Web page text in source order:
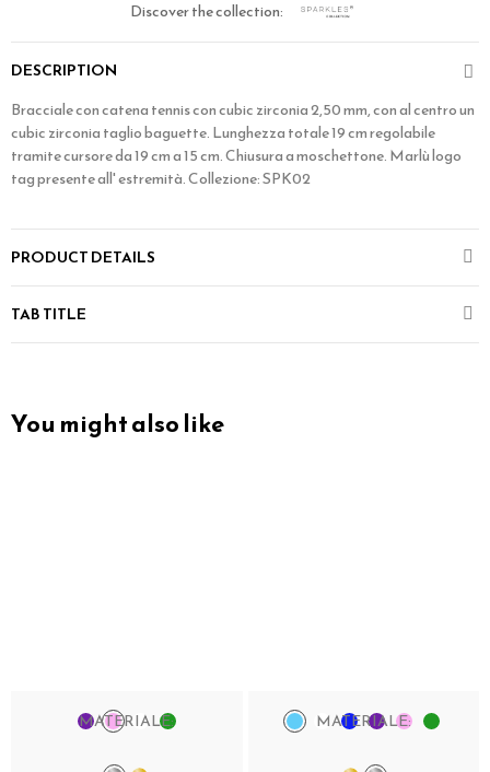
Discover the collection:
DESCRIPTION
Bracciale con catena tennis con cubic zirconia 2,50 mm, con al centro un
cubic zirconia taglio baguette. Lunghezza totale 19 cm regolabile
tramite cursore da 19 cm a 15 cm. Chiusura a moschettone. Marlù logo
tag presente all' estremità. Collezione: SPK02
PRODUCT DETAILS
TAB TITLE
You might also like
MATERIALE: MATERIALE: